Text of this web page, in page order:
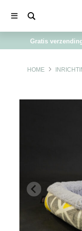
Gratis
HOME